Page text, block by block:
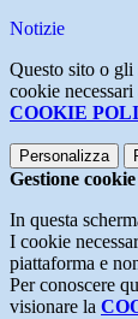
Notizie
Questo sito o
cookie
COOKIE
Personalizza
Gestione cookie
In questa
I cookie
piattaforma e
Per conoscere
visionare la